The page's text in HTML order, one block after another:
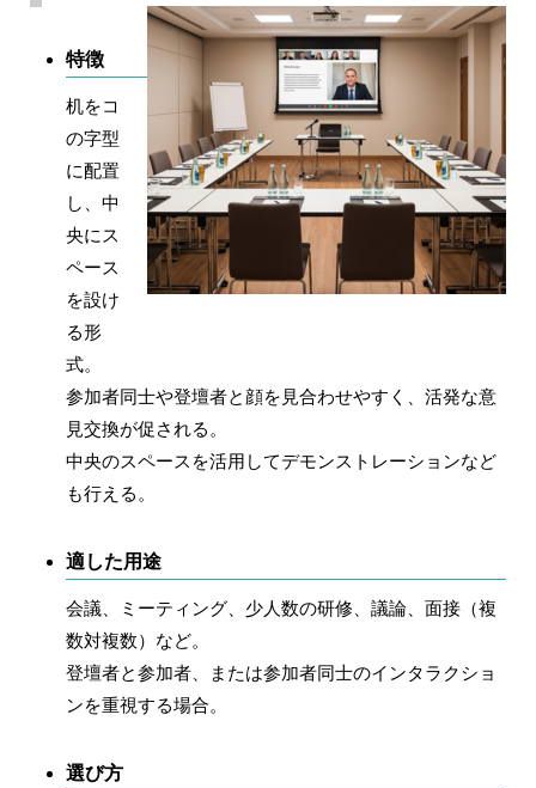
特徴
机をコ
の字型
に配置
し、中
央にス
ペース
を設け
る形
式。
参加者同士や登壇者と顔を見合わせやすく、活発な意
見交換が促される。
中央のスペースを活用してデモンストレーションなど
も行える。
適した用途
会議、ミーティング、少人数の研修、議論、面接（複
数対複数）など。
登壇者と参加者、または参加者同士のインタラクショ
ンを重視する場合。
選び方